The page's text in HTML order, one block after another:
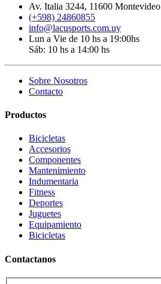
Av. Italia 3244, 11600 Montevideo
(+598) 24860855
info@lacusports.com.uy
Lun a Vie de 10 hs a 19:00hs
Sáb: 10 hs a 14:00 hs
Sobre Nosotros
Contacto
Productos
Bicicletas
Accesorios
Componentes
Mantenimiento
Indumentaria
Fitness
Deportes
Juguetes
Equipamiento
Bicicletas
Contactanos